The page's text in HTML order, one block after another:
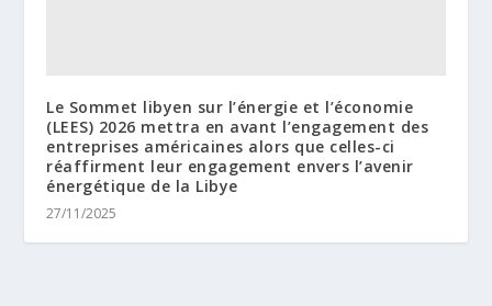
Le Sommet libyen sur l’énergie et l’économie
(LEES) 2026 mettra en avant l’engagement des
entreprises américaines alors que celles-ci
réaffirment leur engagement envers l’avenir
énergétique de la Libye
27/11/2025